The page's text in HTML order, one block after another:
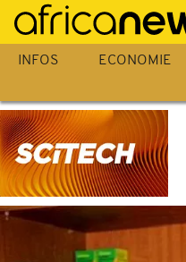
Passer
au
contenu
INFOS ECONOMIE